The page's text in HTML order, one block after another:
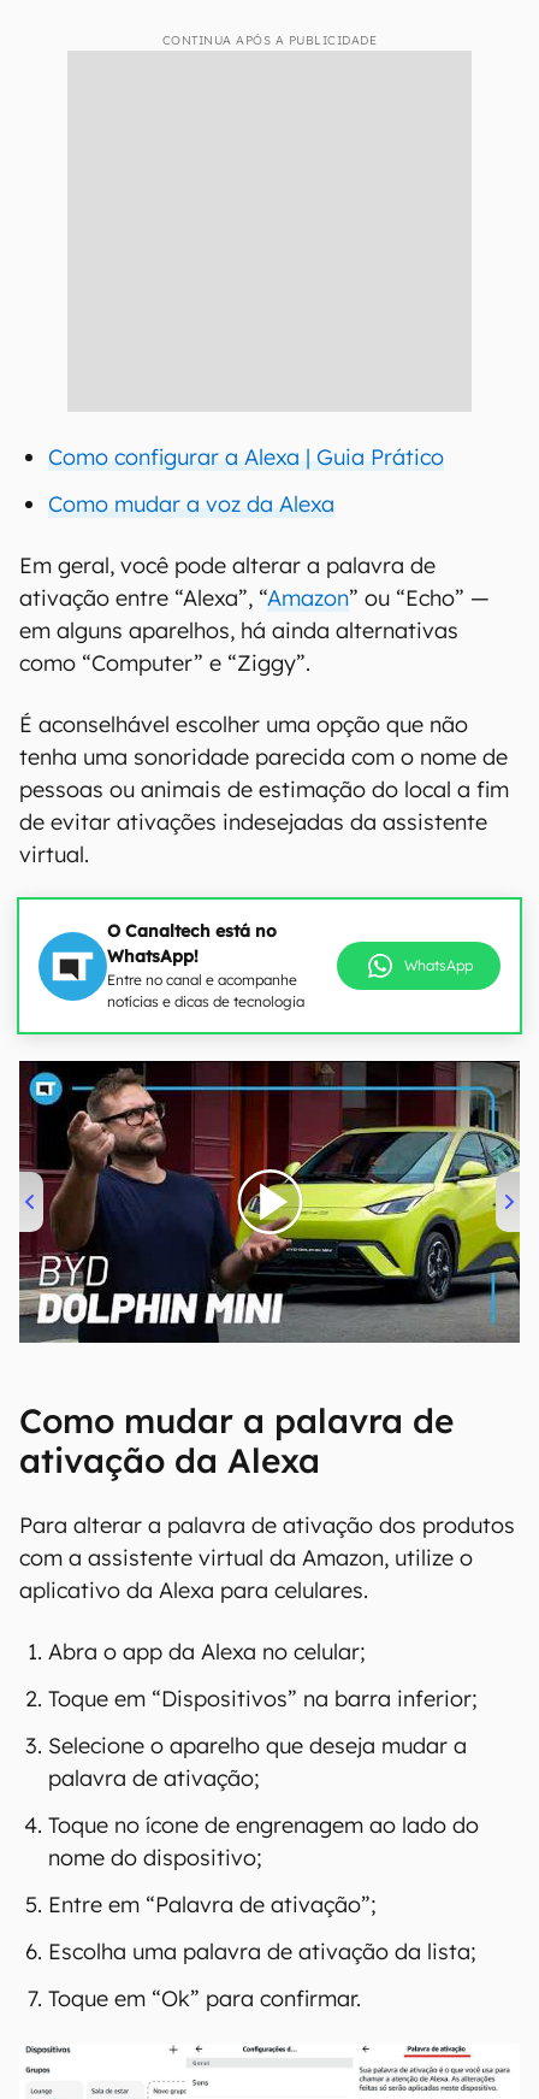
CONTINUA APÓS A PUBLICIDADE
Como configurar a Alexa | Guia Prático
Como mudar a voz da Alexa
Em geral, você pode alterar a palavra de
ativação entre “Alexa”, “Amazon” ou “Echo” —
em alguns aparelhos, há ainda alternativas
como “Computer” e “Ziggy”.
É aconselhável escolher uma opção que não
tenha uma sonoridade parecida com o nome de
pessoas ou animais de estimação do local a fim
de evitar ativações indesejadas da assistente
virtual.
O Canaltech está no
WhatsApp!
Entre no canal e acompanhe
notícias e dicas de tecnologia
WhatsApp
00:00/04:07
Como mudar a palavra de
ativação da Alexa
Para alterar a palavra de ativação dos produtos
com a assistente virtual da Amazon, utilize o
aplicativo da Alexa para celulares.
Abra o app da Alexa no celular;
Toque em “Dispositivos” na barra inferior;
Selecione o aparelho que deseja mudar a
palavra de ativação;
Toque no ícone de engrenagem ao lado do
nome do dispositivo;
Entre em “Palavra de ativação”;
Escolha uma palavra de ativação da lista;
Toque em “Ok” para confirmar.